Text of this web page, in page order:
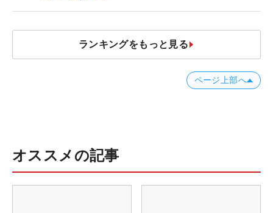
ランキングをもっと見る
ページ上部へ
オススメの記事